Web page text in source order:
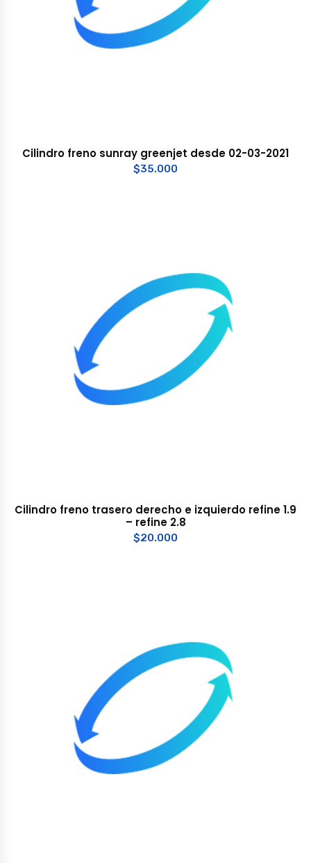
Cilindro freno sunray greenjet desde 02-03-2021
$35.000
Cilindro freno trasero derecho e izquierdo refine 1.9
– refine 2.8
$20.000